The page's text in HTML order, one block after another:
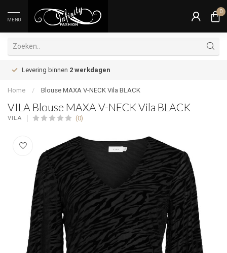
MENU
0
Levering binnen 2 werkdagen
Home / Blouse MAXA V-NECK Vila BLACK
VILA Blouse MAXA V-NECK Vila BLACK
VILA (0)